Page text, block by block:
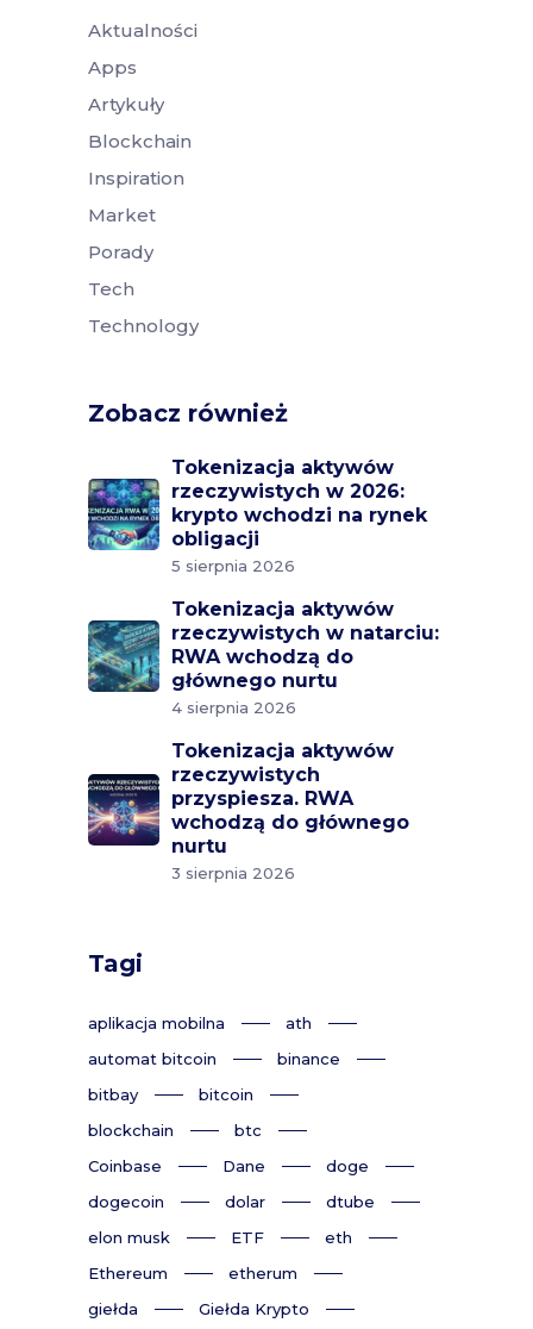
Aktualności
Apps
Artykuły
Blockchain
Inspiration
Market
Porady
Tech
Technology
Zobacz również
Tokenizacja aktywów
rzeczywistych w 2026:
krypto wchodzi na rynek
obligacji
5 sierpnia 2026
Tokenizacja aktywów
rzeczywistych w natarciu:
RWA wchodzą do
głównego nurtu
4 sierpnia 2026
Tokenizacja aktywów
rzeczywistych
przyspiesza. RWA
wchodzą do głównego
nurtu
3 sierpnia 2026
Tagi
aplikacja mobilna
ath
automat bitcoin
binance
bitbay
bitcoin
blockchain
btc
Coinbase
Dane
doge
dogecoin
dolar
dtube
elon musk
ETF
eth
Ethereum
etherum
giełda
Giełda Krypto